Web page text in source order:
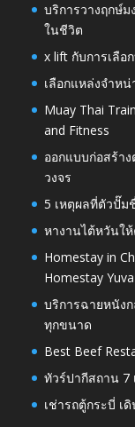
บริการวางฤกษ์
ในชีวิต
x lift กับการเลือ
เลือกแหล่งจำห
Muay Thai
and Fitness
ออกแบบก่อสร้า
วงจร
5 เหตุผลที่ตัวปั๊
หางานไต้หวันใ
Homestay in
Homestay Yuva
บริการฉายหนัง
ทุกขนาด
Best Beef
ทัวร์ปากีสถาน 7
เช่ารถตู้กระบี่ เ